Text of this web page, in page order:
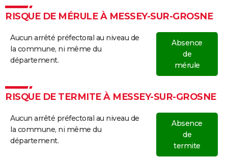
RISQUE DE MÉRULE À MESSEY-SUR-GROSNE
Aucun arrêté préfectoral au niveau de
la commune, ni même du
département.
Absence
de
mérule
RISQUE DE TERMITE À MESSEY-SUR-GROSNE
Aucun arrêté préfectoral au niveau de
la commune, ni même du
département.
Absence
de
termite